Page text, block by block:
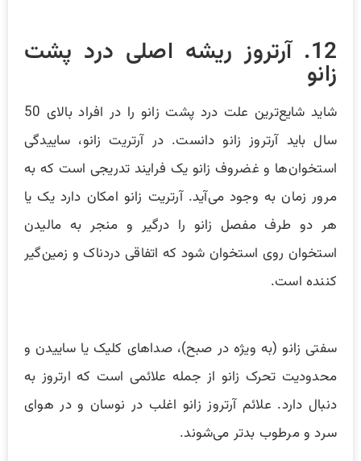
12. آرتروز ریشه اصلی درد پشت
زانو
شاید شایع‌ترین علت درد پشت زانو را در افراد بالای 50
سال باید آرتروز زانو دانست. در آرتریت زانو، ساییدگی
استخوان‌ها و غضروف زانو یک فرایند تدریجی است که به
مرور زمان به وجود می‌آید. آرتریت زانو امکان دارد یک یا
هر دو طرف مفصل زانو را درگیر و منجر به مالیدن
استخوان روی استخوان شود که اتفاقی دردناک و زمین‌گیر
کننده است.
سفتی زانو (به ویژه در صبح)، صداهای کلیک یا ساییدن و
محدودیت تحرک زانو از جمله علائمی است که ارتروز به
دنبال دارد. علائم آرتروز زانو اغلب در نوسان و در هوای
سرد و مرطوب بدتر می‌شوند.